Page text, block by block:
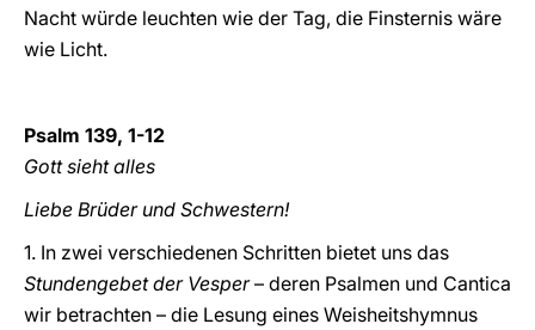
Nacht würde leuchten wie der Tag, die Finsternis wäre
wie Licht.
Psalm 139, 1-12
Gott sieht alles
Liebe Brüder und Schwestern!
1. In zwei verschiedenen Schritten bietet uns das
Stundengebet der Vesper– deren Psalmen und Cantica
wir betrachten – die Lesung eines Weisheitshymnus